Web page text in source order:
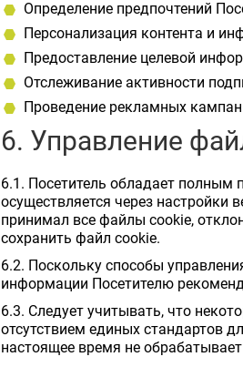
Определение предпочтений
Персонализация контента и
Предоставление целевой
Отслеживание активности
Проведение рекламных
6. Управление
6.1. Посетитель обладает полным
осуществляется через настройки
принимал все файлы cookie,
сохранить файл cookie.
6.2. Поскольку способы
информации Посетителю
6.3. Следует учитывать, что
отсутствием единых стандартов
настоящее время не